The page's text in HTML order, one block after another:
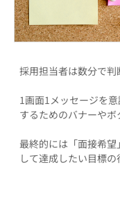
採用担当者は数分で判
1画面1メッセージを
するためのバナーやボ
最終的には「面接希
して達成したい目標の